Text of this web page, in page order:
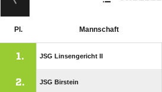
Pl. Mannschaft
1. JSG Linsengericht II
2. JSG Birstein